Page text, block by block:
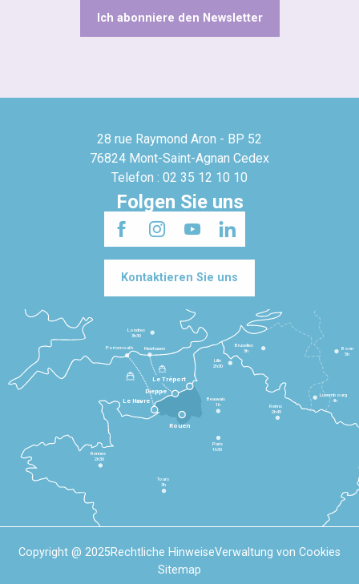
Ich abonniere den Newsletter
28 rue Raymond Aron - BP 52
76824 Mont-Saint-Agnan Cedex
Telefon : 02 35 12 10 10
Folgen Sie uns
Kontaktieren Sie uns
Le Havre
Dieppe
Le Tréport
Rennes
2h30
Tours
3h
Paris
1h30
Beauvais
1h
Reims
2h45
Lille
2h30
Bruxelles
3h
Londres
3h30
Newhaven
Portsmouth
Bonn
5h
Luxembourg
4h
Rouen
Copyright @ 2025Rechtliche HinweiseVerwaltung von Cookies
Sitemap